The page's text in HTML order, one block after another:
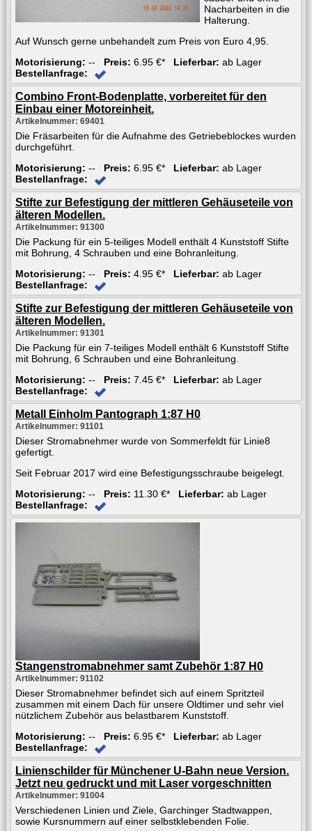
Nacharbeiten in die
Halterung.
Auf Wunsch gerne unbehandelt zum Preis von Euro 4,95.
Motorisierung: -- Preis: 6.95 €* Lieferbar: ab Lager
Bestellanfrage:
Combino Front-Bodenplatte, vorbereitet für den
Einbau einer Motoreinheit.
Artikelnummer: 69401
Die Fräsarbeiten für die Aufnahme des Getriebeblockes wurden
durchgeführt.
Motorisierung: -- Preis: 6.95 €* Lieferbar: ab Lager
Bestellanfrage:
Stifte zur Befestigung der mittleren Gehäuseteile von
älteren Modellen.
Artikelnummer: 91300
Die Packung für ein 5-teiliges Modell enthält 4 Kunststoff Stifte
mit Bohrung, 4 Schrauben und eine Bohranleitung.
Motorisierung: -- Preis: 4.95 €* Lieferbar: ab Lager
Bestellanfrage:
Stifte zur Befestigung der mittleren Gehäuseteile von
älteren Modellen.
Artikelnummer: 91301
Die Packung für ein 7-teiliges Modell enthält 6 Kunststoff Stifte
mit Bohrung, 6 Schrauben und eine Bohranleitung.
Motorisierung: -- Preis: 7.45 €* Lieferbar: ab Lager
Bestellanfrage:
Metall Einholm Pantograph 1:87 H0
Artikelnummer: 91101
Dieser Stromabnehmer wurde von Sommerfeldt für Linie8
gefertigt.
Seit Februar 2017 wird eine Befestigungsschraube beigelegt.
Motorisierung: -- Preis: 11.30 €* Lieferbar: ab Lager
Bestellanfrage:
Stangenstromabnehmer samt Zubehör 1:87 H0
Artikelnummer: 91102
Dieser Stromabnehmer befindet sich auf einem Spritzteil
zusammen mit einem Dach für unsere Oldtimer und sehr viel
nützlichem Zubehör aus belastbarem Kunststoff.
Motorisierung: -- Preis: 6.95 €* Lieferbar: ab Lager
Bestellanfrage:
Linienschilder für Münchener U-Bahn neue Version.
Jetzt neu gedruckt und mit Laser vorgeschnitten
Artikelnummer: 91004
Verschiedenen Linien und Ziele, Garchinger Stadtwappen,
sowie Kursnummern auf einer selbstklebenden Folie.